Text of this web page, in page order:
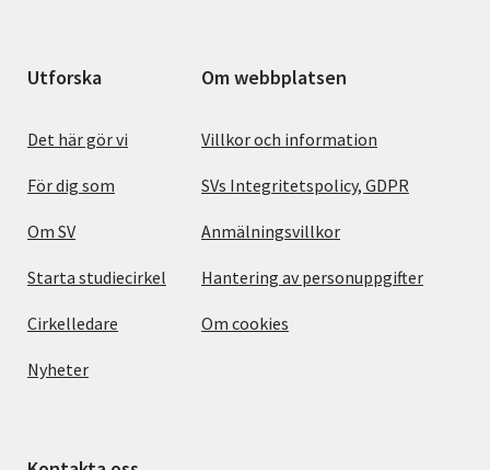
Utforska
Det här gör vi
För dig som
Om SV
Starta studiecirkel
Cirkelledare
Nyheter
Om webbplatsen
Villkor och information
SVs Integritetspolicy, GDPR
Anmälningsvillkor
Hantering av personuppgifter
Om cookies